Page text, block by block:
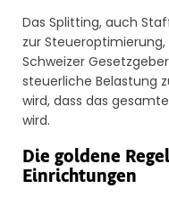
Das Splitting, auch
zur
Schweizer
steuerliche Belastung
wird, dass das
wird.
Die goldene
Einrichtungen